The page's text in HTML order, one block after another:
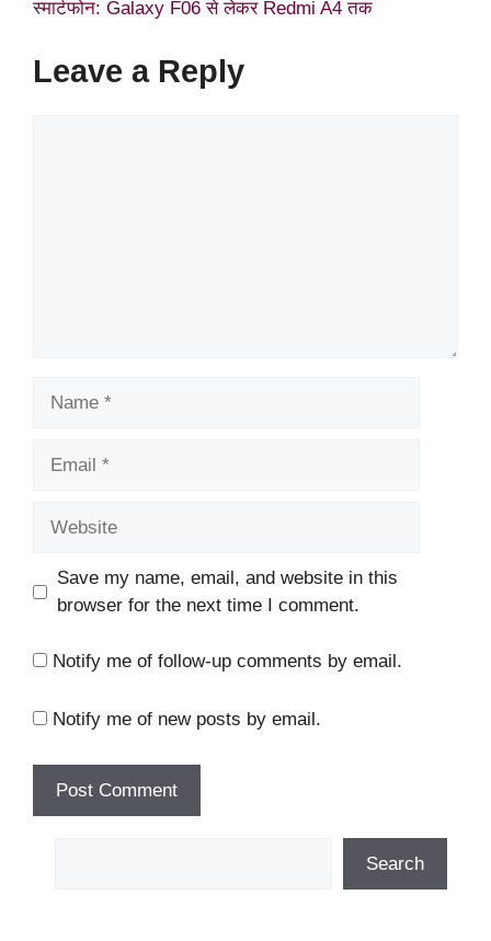
स्मार्टफोन: Galaxy F06 से लेकर Redmi A4 तक
Leave a Reply
Save my name, email, and website in this
browser for the next time I comment.
Notify me of follow-up comments by email.
Notify me of new posts by email.
Search